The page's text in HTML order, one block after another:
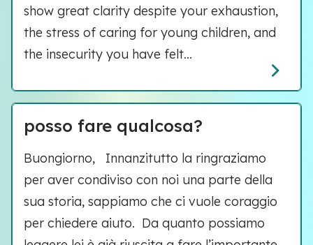
show great clarity despite your exhaustion,
the stress of caring for young children, and
the insecurity you have felt...
posso fare qualcosa?
Buongiorno, Innanzitutto la ringraziamo
per aver condiviso con noi una parte della
sua storia, sappiamo che ci vuole coraggio
per chiedere aiuto. Da quanto possiamo